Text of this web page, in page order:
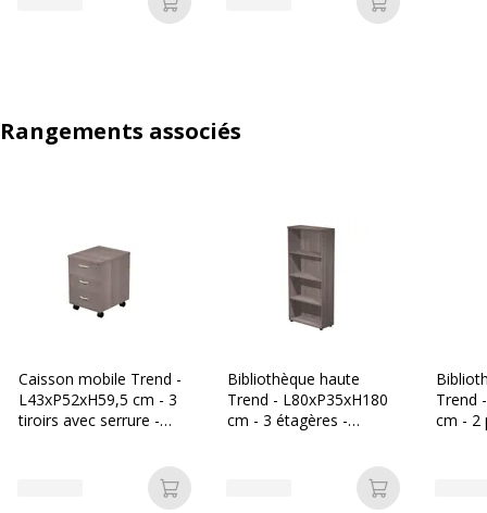
Ajouter au panier Ajouter au
Rangements associés
Caisson mobile Trend -
L43xP52xH59,5 cm - 3
tiroirs avec serrure -
Ajouter au panier
Bibliothèque haute
Trend - L80xP35xH180
cm - 3 étagères -
Ajouter au
Trend
cm - 2